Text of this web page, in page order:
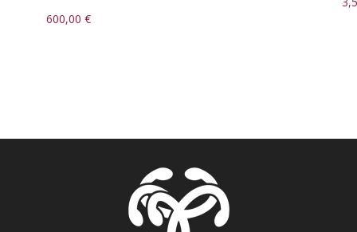
600,00 €